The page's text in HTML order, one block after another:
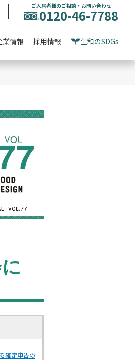
ご入居者様のご相談・お問い合わせ
0120-46-7788
業情報 採用情報 生和のSDGs
確定申告の